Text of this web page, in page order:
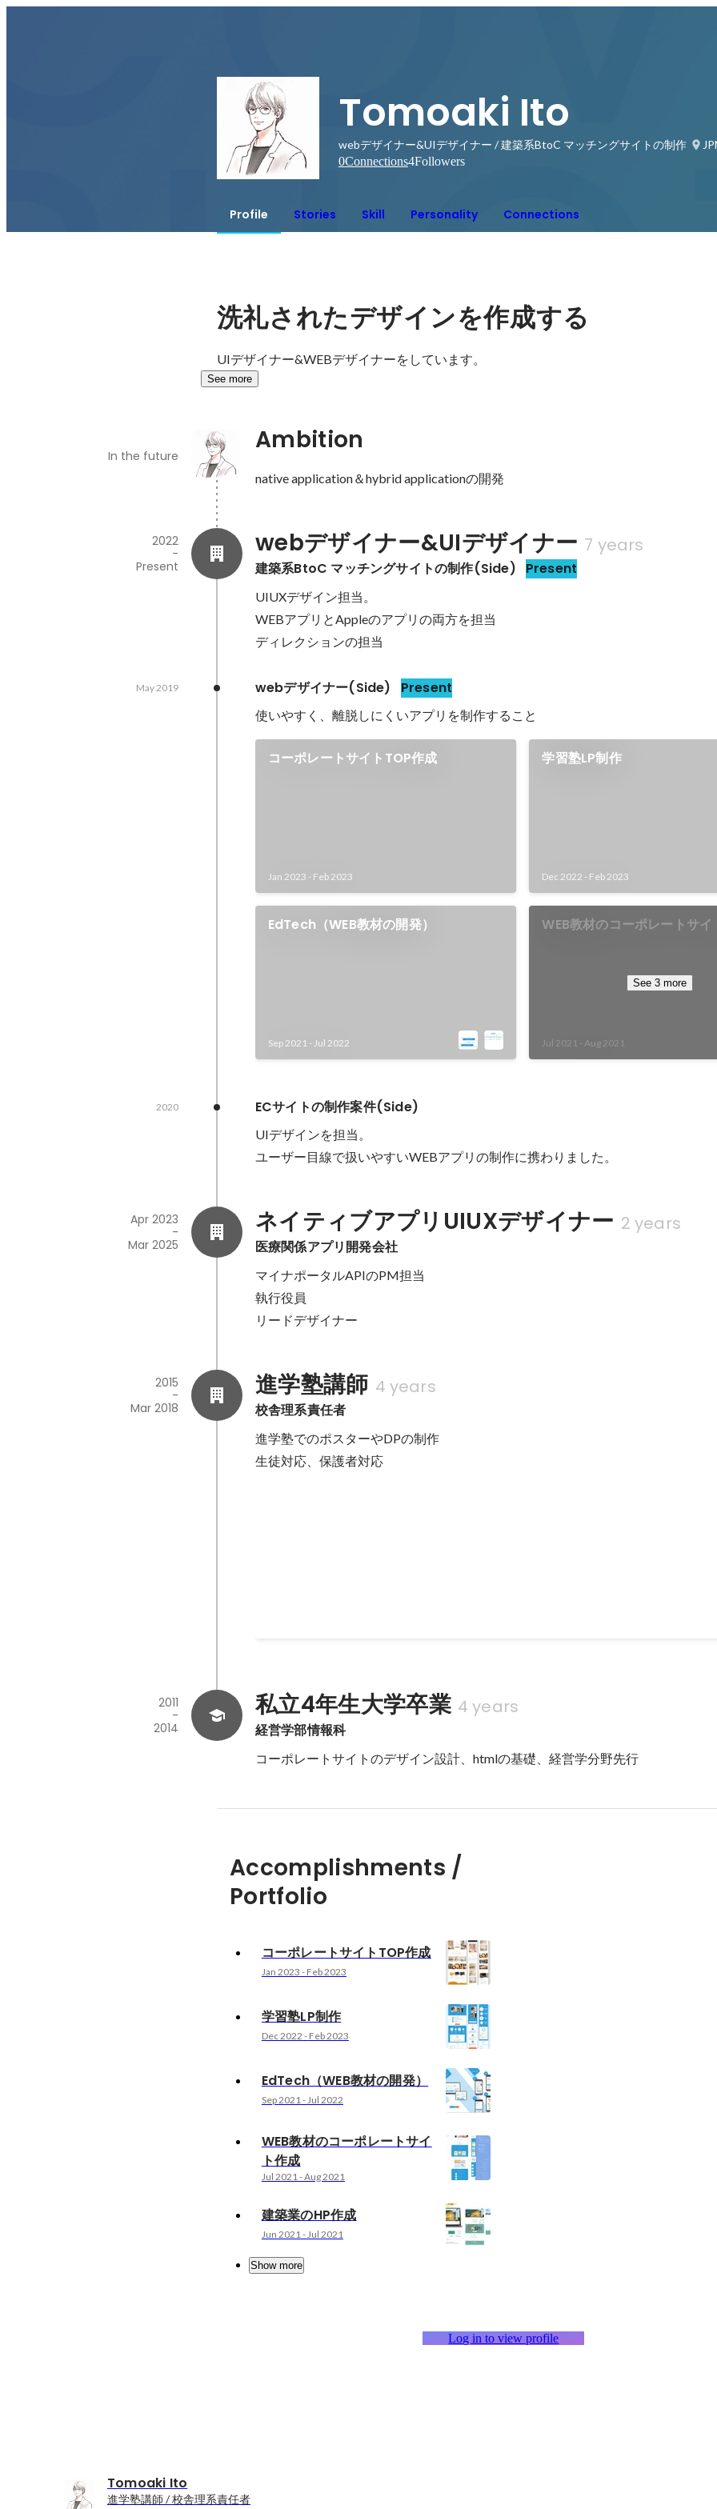
Tomoaki Ito
webデザイナー&UIデザイナー / 建築系BtoC マッチングサイトの制作
0Connections4Followers
Profile Stories Skill Personality Connections
洗礼されたデザインを作成する
UIデザイナー&WEBデザイナーをしています。
See more
Ambition
In the future
native application＆hybrid applicationの開発
webデザイナー&UIデザイナー 7 years
建築系BtoC マッチングサイトの制作(Side) Present
2022
-
Present
UIUXデザイン担当。
WEBアプリとAppleのアプリの両方を担当
ディレクションの担当
webデザイナー(Side) Present
May 2019
コーポレートサイトTOP作成
Jan 2023 - Feb 2023
学習塾LP制作
Dec 2022 - Feb 2023
EdTech（WEB教材の開発）
Sep 2021-Jul 2022
WEB教材のコーポレートサイ
Jul 2021 -Aug 2021
See 3 more
ECサイトの制作案件(Side)
2020
UIデザインを担当。
ユーザー目線で扱いやすいWEBアプリの制作に携わりました。
ネイティブアプリUIUXデザイナー 2 years
医療関係アプリ開発会社
Apr 2023
-
Mar 2025
マイナポータルAPIのPM担当
執行役員
リードデザイナー
進学塾講師 4 years
校舎理系責任者
2015
-
Mar 2018
進学塾でのポスターやDPの制作
生徒対応、保護者対応
私立4年生大学卒業 4 years
経営学部情報科
2011
-
2014
コーポレートサイトのデザイン設計、htmlの基礎、経営学分野先行
Accomplishments /
Portfolio
コーポレートサイトTOP作成
Jan 2023 - Feb 2023
学習塾LP制作
Dec 2022 - Feb 2023
EdTech（WEB教材の開発）
Sep 2021-Jul 2022
WEB教材のコーポレートサイ
ト作成
Jul 2021-Aug 2021
建築業のHP作成
Jun 2021-Jul 2021
Show more
Log in to view profile
Tomoaki Ito
進学塾講師 / 校舎理系責任者